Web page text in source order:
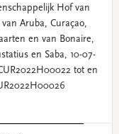
Hof van
van Aruba, Curaçao,
en van Bonaire,
en Saba, 10-07-
tot en